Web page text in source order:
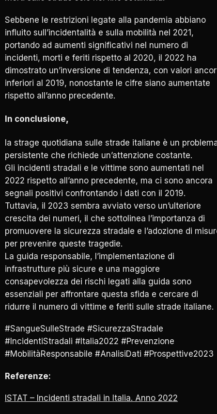
Sebbene le restrizioni legate alla pandemia abbiano
influito sull’incidentalità e sulla mobilità nel 2021,
portando ad aumenti significativi nel numero di
incidenti, morti e feriti rispetto al 2020, il 2022 ha
dimostrato un’inversione di tendenza, con valori
inferiori al 2019, nonostante le cifre siano aumentate
rispetto all’anno precedente.
In conclusione,
la strage quotidiana sulle strade italiane è un
persistente che richiede un’attenzione costante.
Gli incidenti stradali e le vittime sono aumentati nel
2022 rispetto all’anno precedente, ma ci sono ancora
segnali positivi confrontando i dati con il 2019.
Tuttavia, il 2023 sembra avviato verso un’ulteriore
crescita dei numeri, il che sottolinea l’importanza di
promuovere la sicurezza stradale e l’adozione di
per prevenire queste tragedie.
La guida responsabile, l’implementazione di
infrastrutture più sicure e una maggiore
consapevolezza dei rischi legati alla guida sono
essenziali per affrontare questa sfida e cercare di
ridurre il numero di vittime e feriti sulle strade italiane.
#SangueSulleStrade #SicurezzaStradale
#IncidentiStradali #Italia2022 #Prevenzione
#MobilitàResponsabile #AnalisiDati #Prospettive2023
Referenze:
ISTAT – Incidenti stradali in Italia. Anno 2022